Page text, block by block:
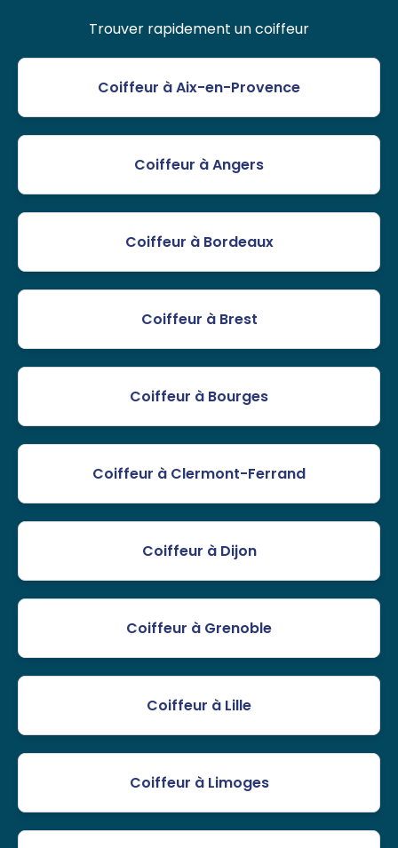
Trouver rapidement un coiffeur
Coiffeur à Aix-en-Provence
Coiffeur à Angers
Coiffeur à Bordeaux
Coiffeur à Brest
Coiffeur à Bourges
Coiffeur à Clermont-Ferrand
Coiffeur à Dijon
Coiffeur à Grenoble
Coiffeur à Lille
Coiffeur à Limoges